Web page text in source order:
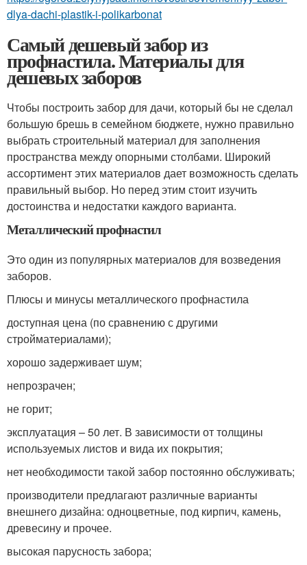
dlya-dachi-plastik-i-polikarbonat
Самый дешевый забор из
профнастила. Материалы для
дешевых заборов
Чтобы построить забор для дачи, который бы не сделал
большую брешь в семейном бюджете, нужно правильно
выбрать строительный материал для заполнения
пространства между опорными столбами. Широкий
ассортимент этих материалов дает возможность сделать
правильный выбор. Но перед этим стоит изучить
достоинства и недостатки каждого варианта.
Металлический профнастил
Это один из популярных материалов для возведения
заборов.
Плюсы и минусы металлического профнастила
доступная цена (по сравнению с другими
стройматериалами);
хорошо задерживает шум;
непрозрачен;
не горит;
эксплуатация – 50 лет. В зависимости от толщины
используемых листов и вида их покрытия;
нет необходимости такой забор постоянно обслуживать;
производители предлагают различные варианты
внешнего дизайна: одноцветные, под кирпич, камень,
древесину и прочее.
высокая парусность забора;